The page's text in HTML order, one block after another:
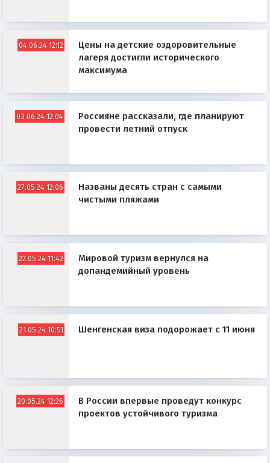
04.06.24 12:12
Цены на детские оздоровительные
лагеря достигли исторического
максимума
03.06.24 12:04
Россияне рассказали, где планируют
провести летний отпуск
27.05.24 12:06
Названы десять стран с самыми
чистыми пляжами
22.05.24 11:42
Мировой туризм вернулся на
допандемийный уровень
21.05.24 10:51 Шенгенская виза подорожает с 11 июня
20.05.24 12:26
В России впервые проведут конкурс
проектов устойчивого туризма